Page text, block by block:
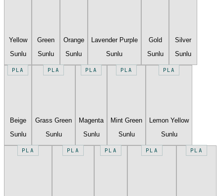
Yellow
Sunlu
Green
Sunlu
Orange
Sunlu
Lavender Purple
Sunlu
Gold
Sunlu
Silver
Sunlu
PLA
Beige
Sunlu
PLA
Grass Green
Sunlu
PLA
Magenta
Sunlu
PLA
Mint Green
Sunlu
PLA
Lemon Yellow
Sunlu
PLA PLA PLA PLA PLA